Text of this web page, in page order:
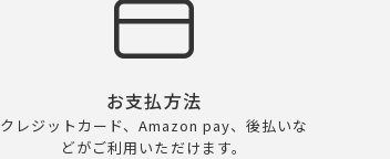
お支払方法
クレジットカード、Amazon pay、後払いな
どがご利用いただけます。